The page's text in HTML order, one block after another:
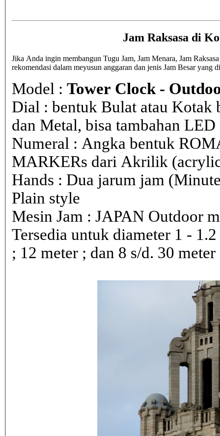
Jam Raksasa di
Jika Anda ingin membangun Tugu Jam, Jam Menara, Jam
rekomendasi dalam meyusun anggaran dan jenis Jam Besar yang
Model : Tower Clock -
Dial : bentuk Bulat atau
dan Metal, bisa tambahan
Numeral : Angka bentuk
MARKERs dari Akrilik
Hands : Dua jarum jam
Plain style
Mesin Jam : JAPAN Outdoor
Tersedia untuk diameter 1 -
; 12 meter ; dan 8 s/d. 30 meter